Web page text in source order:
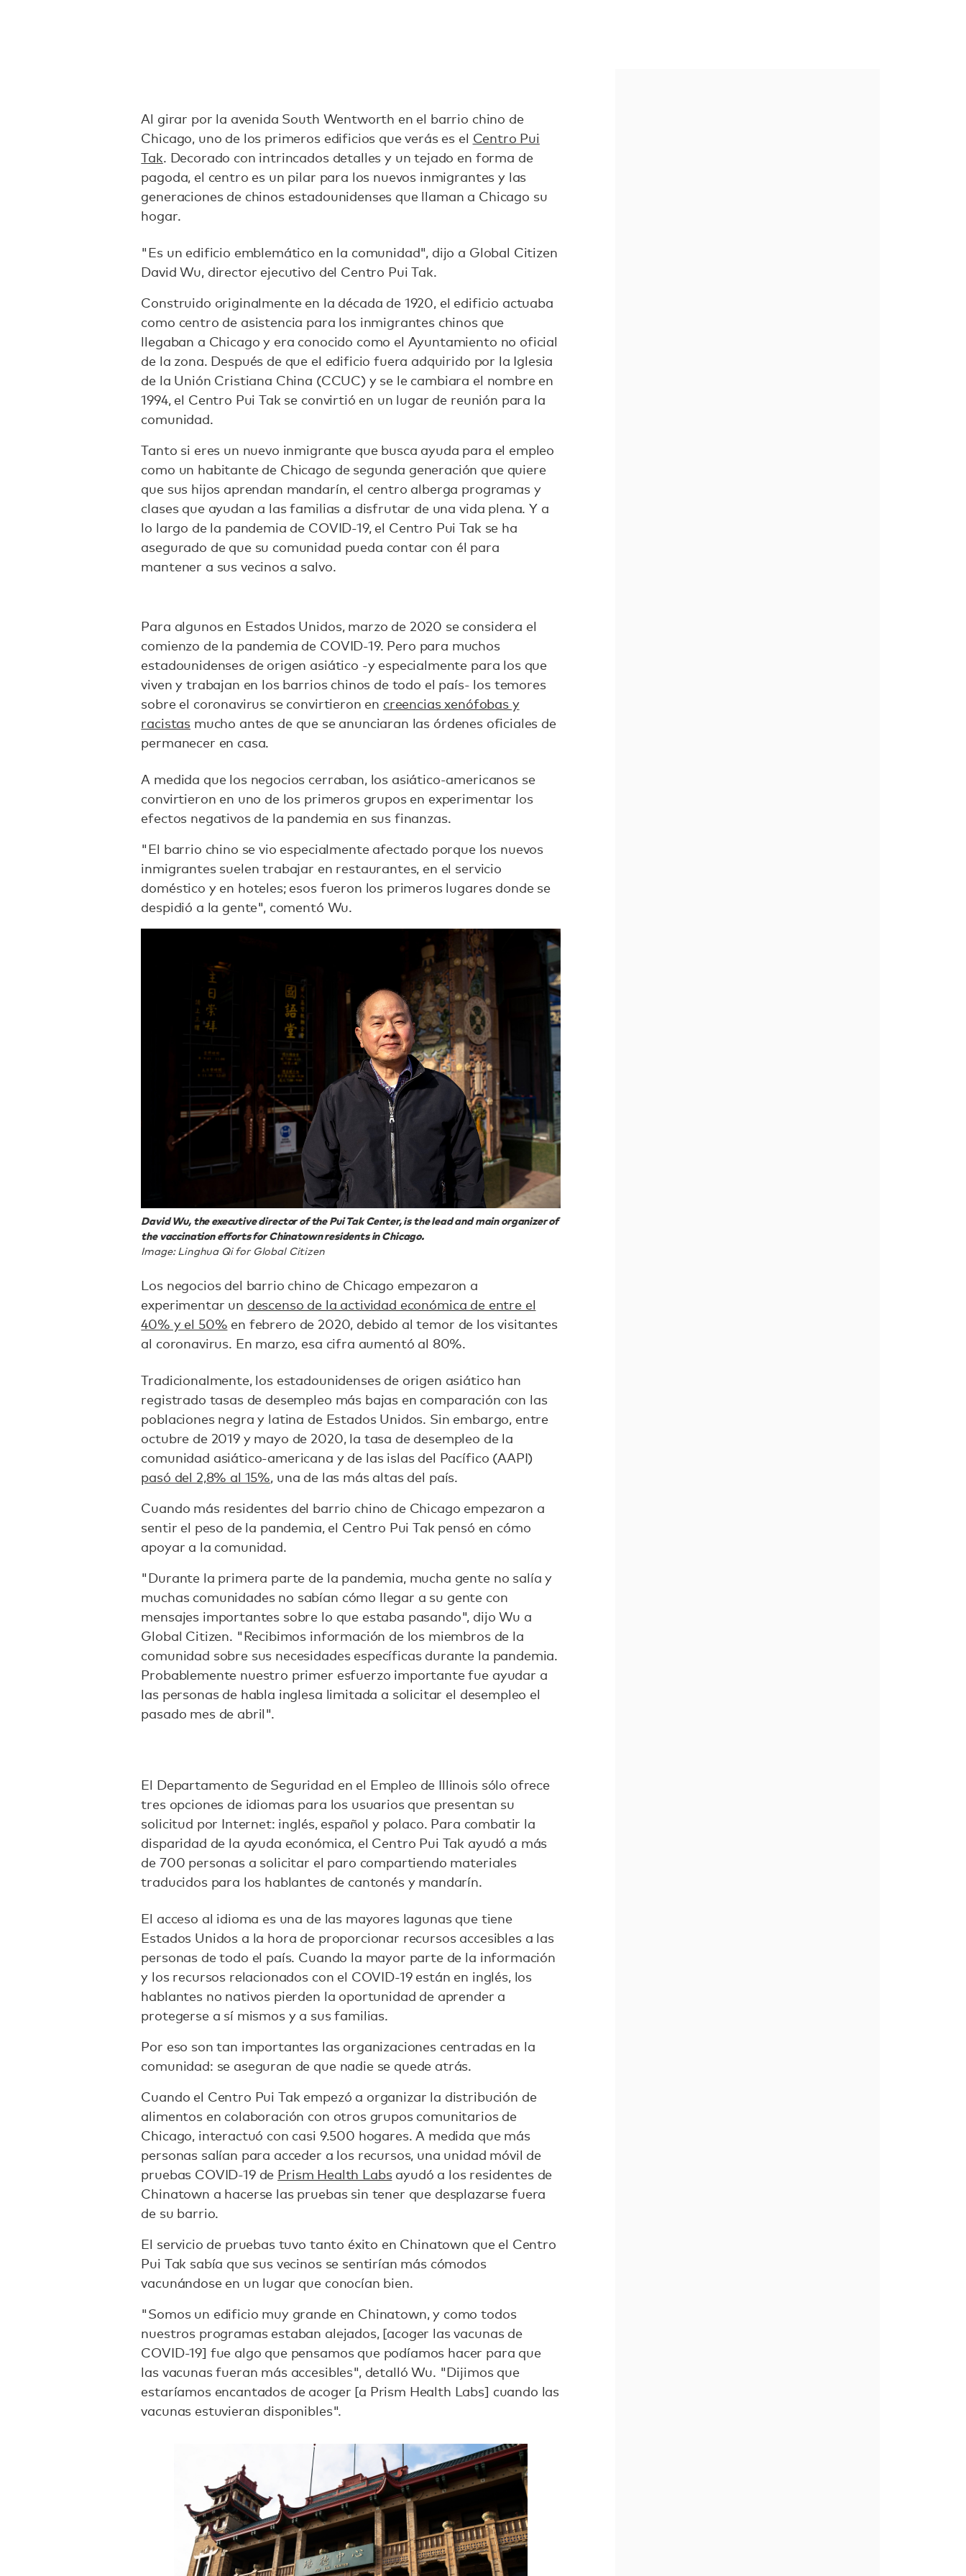
Al girar por la avenida South Wentworth en el barrio chino de
Chicago, uno de los primeros edificios que verás es el Centro Pui
Tak. Decorado con intrincados detalles y un tejado en forma de
pagoda, el centro es un pilar para los nuevos inmigrantes y las
generaciones de chinos estadounidenses que llaman a Chicago su
hogar.
"Es un edificio emblemático en la comunidad", dijo a Global Citizen
David Wu, director ejecutivo del Centro Pui Tak.
Construido originalmente en la década de 1920, el edificio actuaba
como centro de asistencia para los inmigrantes chinos que
llegaban a Chicago y era conocido como el Ayuntamiento no oficial
de la zona. Después de que el edificio fuera adquirido por la Iglesia
de la Unión Cristiana China (CCUC) y se le cambiara el nombre en
1994, el Centro Pui Tak se convirtió en un lugar de reunión para la
comunidad.
Tanto si eres un nuevo inmigrante que busca ayuda para el empleo
como un habitante de Chicago de segunda generación que quiere
que sus hijos aprendan mandarín, el centro alberga programas y
clases que ayudan a las familias a disfrutar de una vida plena. Y a
lo largo de la pandemia de COVID-19, el Centro Pui Tak se ha
asegurado de que su comunidad pueda contar con él para
mantener a sus vecinos a salvo.
Para algunos en Estados Unidos, marzo de 2020 se considera el
comienzo de la pandemia de COVID-19. Pero para muchos
estadounidenses de origen asiático -y especialmente para los que
viven y trabajan en los barrios chinos de todo el país- los temores
sobre el coronavirus se convirtieron en creencias xenófobas y
racistas mucho antes de que se anunciaran las órdenes oficiales de
permanecer en casa.
A medida que los negocios cerraban, los asiático-americanos se
convirtieron en uno de los primeros grupos en experimentar los
efectos negativos de la pandemia en sus finanzas.
"El barrio chino se vio especialmente afectado porque los nuevos
inmigrantes suelen trabajar en restaurantes, en el servicio
doméstico y en hoteles; esos fueron los primeros lugares donde se
despidió a la gente", comentó Wu.
David Wu, the executive director of the Pui Tak Center, is the lead and main organizer of
the vaccination efforts for Chinatown residents in Chicago.
Image: Linghua Qi for Global Citizen
Los negocios del barrio chino de Chicago empezaron a
experimentar un descenso de la actividad económica de entre el
40% y el 50% en febrero de 2020, debido al temor de los visitantes
al coronavirus. En marzo, esa cifra aumentó al 80%.
Tradicionalmente, los estadounidenses de origen asiático han
registrado tasas de desempleo más bajas en comparación con las
poblaciones negra y latina de Estados Unidos. Sin embargo, entre
octubre de 2019 y mayo de 2020, la tasa de desempleo de la
comunidad asiático-americana y de las islas del Pacífico (AAPI)
pasó del 2,8% al 15%, una de las más altas del país.
Cuando más residentes del barrio chino de Chicago empezaron a
sentir el peso de la pandemia, el Centro Pui Tak pensó en cómo
apoyar a la comunidad.
"Durante la primera parte de la pandemia, mucha gente no salía y
muchas comunidades no sabían cómo llegar a su gente con
mensajes importantes sobre lo que estaba pasando", dijo Wu a
Global Citizen. "Recibimos información de los miembros de la
comunidad sobre sus necesidades específicas durante la pandemia.
Probablemente nuestro primer esfuerzo importante fue ayudar a
las personas de habla inglesa limitada a solicitar el desempleo el
pasado mes de abril".
El Departamento de Seguridad en el Empleo de Illinois sólo ofrece
tres opciones de idiomas para los usuarios que presentan su
solicitud por Internet: inglés, español y polaco. Para combatir la
disparidad de la ayuda económica, el Centro Pui Tak ayudó a más
de 700 personas a solicitar el paro compartiendo materiales
traducidos para los hablantes de cantonés y mandarín.
El acceso al idioma es una de las mayores lagunas que tiene
Estados Unidos a la hora de proporcionar recursos accesibles a las
personas de todo el país. Cuando la mayor parte de la información
y los recursos relacionados con el COVID-19 están en inglés, los
hablantes no nativos pierden la oportunidad de aprender a
protegerse a sí mismos y a sus familias.
Por eso son tan importantes las organizaciones centradas en la
comunidad: se aseguran de que nadie se quede atrás.
Cuando el Centro Pui Tak empezó a organizar la distribución de
alimentos en colaboración con otros grupos comunitarios de
Chicago, interactuó con casi 9.500 hogares. A medida que más
personas salían para acceder a los recursos, una unidad móvil de
pruebas COVID-19 de Prism Health Labsayudó a los residentes de
Chinatown a hacerse las pruebas sin tener que desplazarse fuera
de su barrio.
El servicio de pruebas tuvo tanto éxito en Chinatown que el Centro
Pui Tak sabía que sus vecinos se sentirían más cómodos
vacunándose en un lugar que conocían bien.
"Somos un edificio muy grande en Chinatown, y como todos
nuestros programas estaban alejados, [acoger las vacunas de
COVID-19] fue algo que pensamos que podíamos hacer para que
las vacunas fueran más accesibles", detalló Wu. "Dijimos que
estaríamos encantados de acoger [a Prism Health Labs] cuando las
vacunas estuvieran disponibles".